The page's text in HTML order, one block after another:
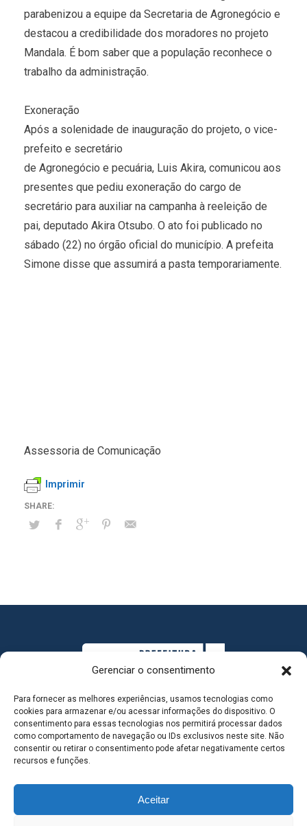
Gerenciar o consentimento
Para fornecer as melhores experiências, usamos tecnologias como
cookies para armazenar e/ou acessar informações do dispositivo. O
consentimento para essas tecnologias nos permitirá processar dados
como comportamento de navegação ou IDs exclusivos neste site. Não
consentir ou retirar o consentimento pode afetar negativamente certos
recursos e funções.
Aceitar
parabenizou a equipe da Secretaria de Agronegócio e
destacou a credibilidade dos moradores no projeto
Mandala. É bom saber que a população reconhece o
trabalho da administração.
Exoneração
Após a solenidade de inauguração do projeto, o vice-
prefeito e secretário
de Agronegócio e pecuária, Luis Akira, comunicou aos
presentes que pediu exoneração do cargo de
secretário para auxiliar na campanha à reeleição de
pai, deputado Akira Otsubo. O ato foi publicado no
sábado (22) no órgão oficial do município. A prefeita
Simone disse que assumirá a pasta temporariamente.
Assessoria de Comunicação
Imprimir
MAPA DO SITE